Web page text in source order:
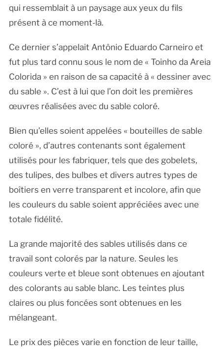
qui ressemblait à un paysage aux yeux du fils
présent à ce moment-là.
Ce dernier s’appelait Antônio Eduardo Carneiro et
fut plus tard connu sous le nom de « Toinho da Areia
Colorida » en raison de sa capacité à « dessiner avec
du sable ». C’est à lui que l’on doit les premières
œuvres réalisées avec du sable coloré.
Bien qu’elles soient appelées « bouteilles de sable
coloré », d’autres contenants sont également
utilisés pour les fabriquer, tels que des gobelets,
des tulipes, des bulbes et divers autres types de
boîtiers en verre transparent et incolore, afin que
les couleurs du sable soient appréciées avec une
totale fidélité.
La grande majorité des sables utilisés dans ce
travail sont colorés par la nature. Seules les
couleurs verte et bleue sont obtenues en ajoutant
des colorants au sable blanc. Les teintes plus
claires ou plus foncées sont obtenues en les
mélangeant.
Le prix des pièces varie en fonction de leur taille,